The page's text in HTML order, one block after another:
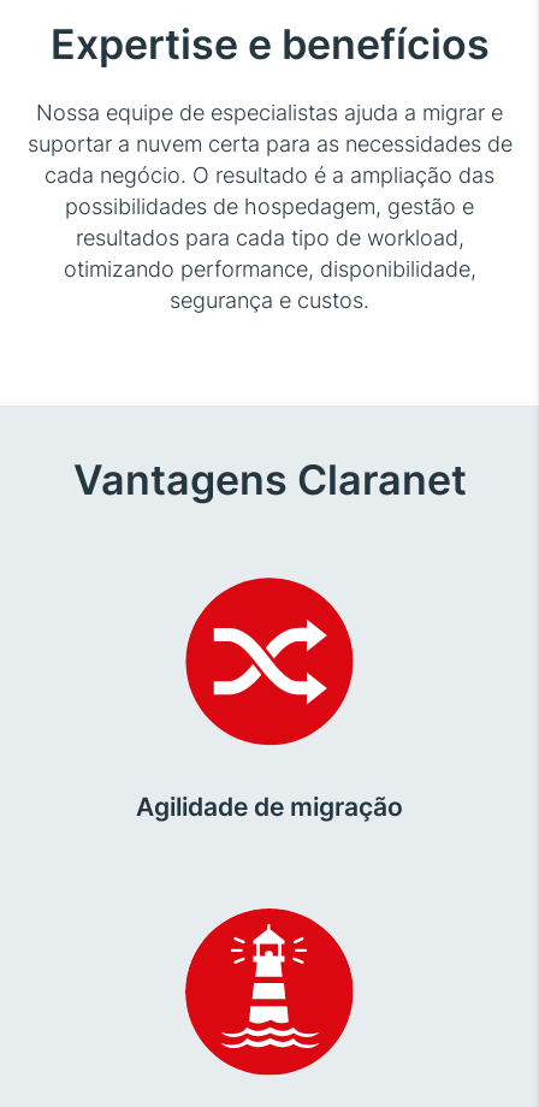
Expertise e benefícios
Nossa equipe de especialistas ajuda a migrar e
suportar a nuvem certa para as necessidades de
cada negócio. O resultado é a ampliação das
possibilidades de hospedagem, gestão e
resultados para cada tipo de workload,
otimizando performance, disponibilidade,
segurança e custos.
Vantagens Claranet
Agilidade de migração